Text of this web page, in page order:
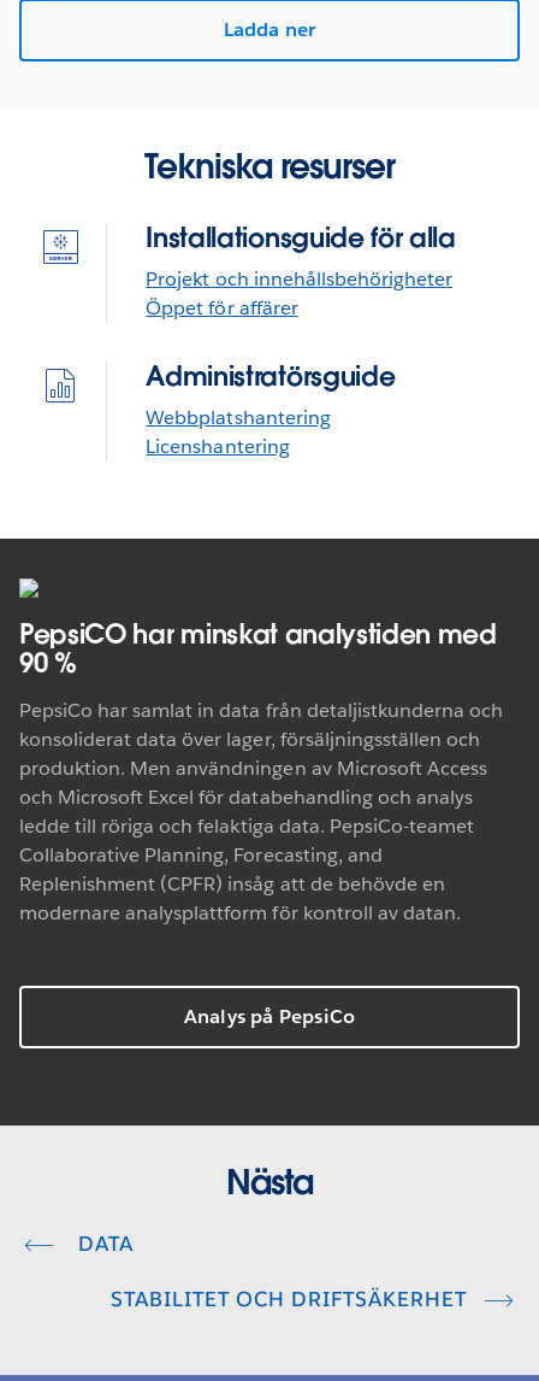
Ladda ner
Tekniska resurser
Installationsguide för alla
Projekt och innehållsbehörigheter
Öppet för affärer
Administratörsguide
Webbplatshantering
Licenshantering
PepsiCO har minskat analystiden med
90 %
PepsiCo har samlat in data från detaljistkunderna och
konsoliderat data över lager, försäljningsställen och
produktion. Men användningen av Microsoft Access
och Microsoft Excel för databehandling och analys
ledde till röriga och felaktiga data. PepsiCo-teamet
Collaborative Planning, Forecasting, and
Replenishment (CPFR) insåg att de behövde en
modernare analysplattform för kontroll av datan.
Analys på PepsiCo
Nästa
DATA
STABILITET OCH DRIFTSÄKERHET